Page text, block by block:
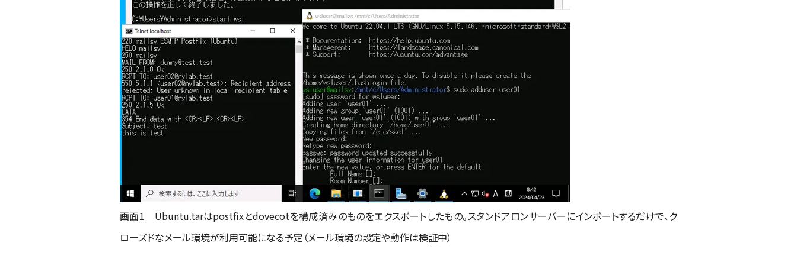
画面1 Ubuntu.tarはpostfixとdovecotを構成済みのものをエクスポートしたもの。スタンドアロンサーバーにインポートするだけで、ク
ローズドなメール環境が利用可能になる予定（メール環境の設定や動作は検証中）